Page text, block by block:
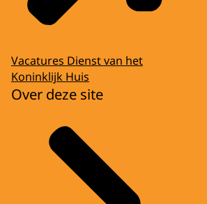
Vacatures Dienst van het
Koninklijk Huis
Over deze site